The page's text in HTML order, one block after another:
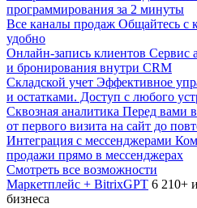
программирования за 2 минуты
Все каналы продаж Общайтесь с
удобно
Онлайн-запись клиентов Сервис
и бронирования внутри CRM
Складской учет Эффективное
и остатками. Доступ с любого
Сквозная аналитика Перед вами
от первого визита на сайт до
Интеграция с мессенджерами
продажи прямо в мессенджерах
Смотреть все возможности
Маркетплейс + BitrixGPT 6 210+
бизнеса